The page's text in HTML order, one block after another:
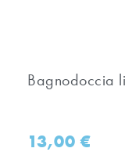
Bagnodoccia
13,00€